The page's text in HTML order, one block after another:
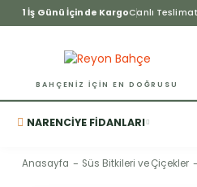
1 İş Günü İçinde KargoCanlı
BAHÇENIZ IÇIN EN DOĞRUSU
NARENCIYE FIDANLARI
Anasayfa Süs Bitkileri ve Çiçekler